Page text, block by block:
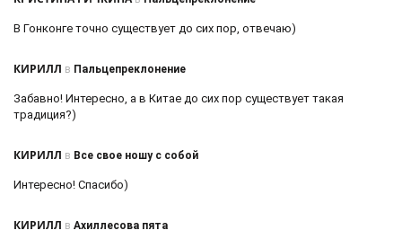
В Гонконге точно существует до сих пор, отвечаю)
КИРИЛЛ в Пальцепреклонение
Забавно! Интересно, а в Китае до сих пор существует такая
традиция?)
КИРИЛЛ в Все свое ношу с собой
Интересно! Спасибо)
КИРИЛЛ в Ахиллесова пята